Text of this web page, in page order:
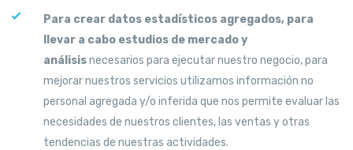
Para crear datos estadísticos agregados, para
llevar a cabo estudios de mercado y
análisisnecesarios para ejecutar nuestro negocio, para
mejorar nuestros servicios utilizamos información no
personal agregada y/o inferida que nos permite evaluar las
necesidades de nuestros clientes, las ventas y otras
tendencias de nuestras actividades.